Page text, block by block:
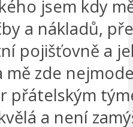
jsem kdy
a nákladů,
pojišťovně a
mě zde
přátelským
a není